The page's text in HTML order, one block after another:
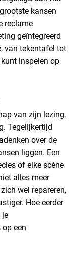
kansen
reclame
geïntegreerd
van tekentafel tot
inspelen op
van zijn lezing.
Tegelijkertijd
over de
liggen. Een
of elke scène
alles meer
wel repareren,
Hoe eerder
je
op een